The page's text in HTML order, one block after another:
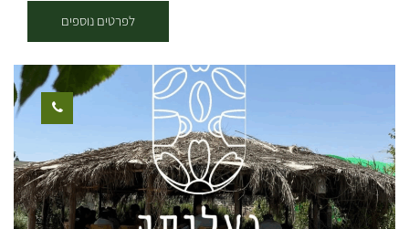
שמגיע מהקצבייה והמפעל המשפחתי "אחים דובקין" וירקות, בירות וחומרי
גלם מקומיים תוצרת המושב והעוטף. בתפריט משתנה לאירועים בו תוכלו
למצוא: המבורגר הבית, עראייס, אסאדו מפורק, שניצל בחלה, ציפס, סלט
מקומי, מלבי, קוקטיילים, בירות מהעוטף ויין מהנגב. מתחום הפודטראק
פעיל בתיאום מראש לאירוח לקבוצות, אירועים פרטיים ועסקיים בלבד.
לפרטים נוספים